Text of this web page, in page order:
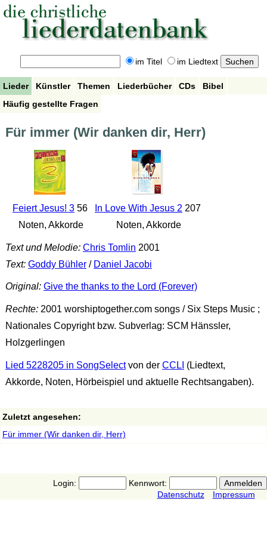
im Titel im Liedtext
Lieder Künstler Themen Liederbücher CDs
Bibel
Häufig gestellte Fragen
Für immer (Wir danken dir, Herr)
Feiert Jesus! 356
Noten, Akkorde
In Love With Jesus 2 207
Noten, Akkorde
Text und Melodie: Chris Tomlin 2001
Text: Goddy Bühler/ Daniel Jacobi
Original: Give the thanks to the Lord (Forever)
Rechte:2001 worshiptogether.com songs / Six Steps Music ;
Nationales Copyright bzw. Subverlag: SCM Hänssler,
Holzgerlingen
Lied 5228205 in SongSelectvon der CCLI (Liedtext,
Akkorde, Noten, Hörbeispiel und aktuelle Rechtsangaben).
Zuletzt angesehen:
Für immer (Wir danken dir, Herr)
Login:
Kennwort:
Datenschutz
Impressum